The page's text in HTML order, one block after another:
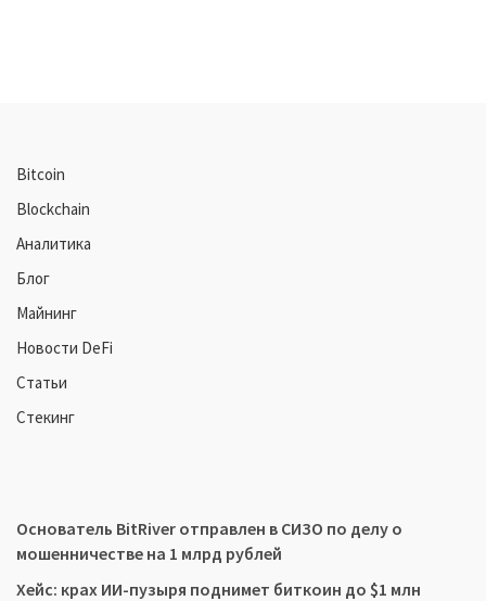
Bitcoin
Blockchain
Аналитика
Блог
Майнинг
Новости DeFi
Статьи
Стекинг
Основатель BitRiver отправлен в СИЗО по делу о
мошенничестве на 1 млрд рублей
Хейс: крах ИИ-пузыря поднимет биткоин до $1 млн